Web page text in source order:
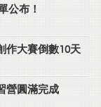
公布！
作大賽倒數10天
營圓滿完成